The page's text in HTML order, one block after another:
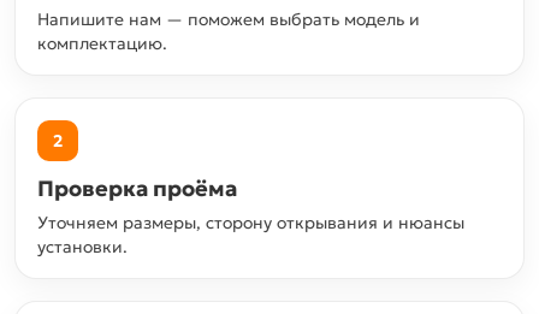
Напишите нам — поможем выбрать модель и
комплектацию.
2
Проверка проёма
Уточняем размеры, сторону открывания и нюансы
установки.